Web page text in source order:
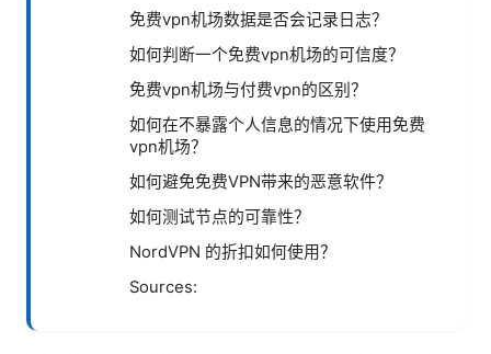
免费vpn机场数据是否会记录日志？
如何判断一个免费vpn机场的可信度？
免费vpn机场与付费vpn的区别？
如何在不暴露个人信息的情况下使用免费
vpn机场？
如何避免免费VPN带来的恶意软件？
如何测试节点的可靠性？
NordVPN 的折扣如何使用？
Sources: